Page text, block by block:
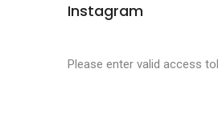
Instagram
Please enter valid access